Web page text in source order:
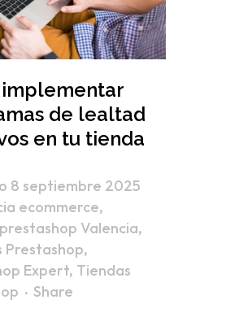
de lealtad
en tu tienda
8 septiembre 2025
ecommerce,
Valencia,
Prestashop,
Expert, Tiendas
Share